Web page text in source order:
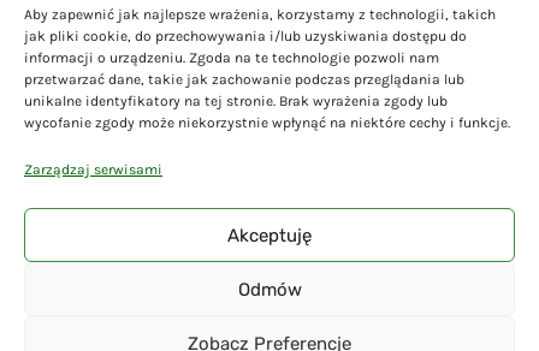
Aby zapewnić jak najlepsze wrażenia, korzystamy z technologii, takich
jak pliki cookie, do przechowywania i/lub uzyskiwania dostępu do
informacji o urządzeniu. Zgoda na te technologie pozwoli nam
przetwarzać dane, takie jak zachowanie podczas przeglądania lub
unikalne identyfikatory na tej stronie. Brak wyrażenia zgody lub
wycofanie zgody może niekorzystnie wpłynąć na niektóre cechy i funkcje.
Zarządzaj serwisami
Akceptuję
Odmów
Zobacz Preferencje
Polityka prywatności
Polityka plików cookies (EU)
Deklaracja dostępności
Mapa serwisu